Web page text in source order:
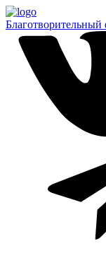
Благотворительный